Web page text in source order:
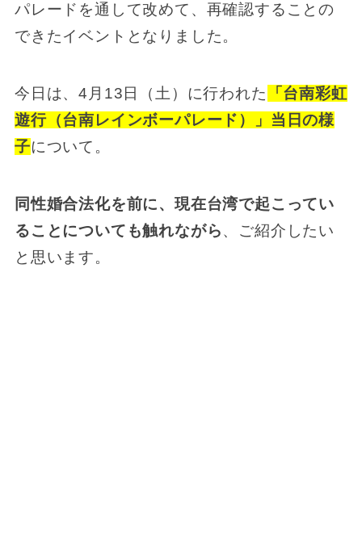
パレードを通して改めて、再確認することの
できたイベントとなりました。
今日は、4月13日（土）に行われた
「台南彩虹
遊行（台南レインボーパレード）」当日の様
子について。
同性婚合法化を前に、現在台湾で起こってい
ることについても触れながら、ご紹介したい
と思います。